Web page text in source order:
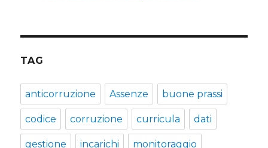
TAG
anticorruzione Assenze buone prassi
codice corruzione curricula dati
gestione incarichi monitoraggio